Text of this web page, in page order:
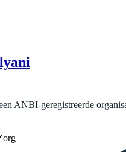
ANBI-geregistreerde